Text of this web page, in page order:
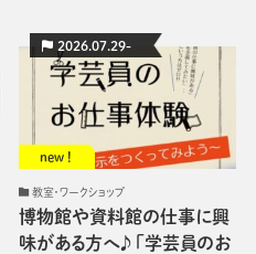
new !
博物館や資料館の仕事に興
味がある方へ♪ 「学芸員のお
2026.07.29-
教室・ワークショップ